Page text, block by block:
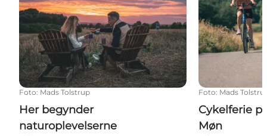
Foto: Mads Tolstrup
Her begynder
naturoplevelserne
Foto: Mads
Cykelferie
Møn